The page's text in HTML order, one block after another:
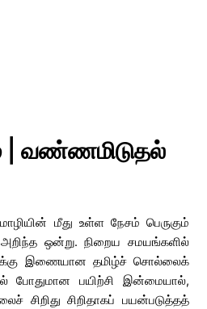
வண்ணமிடுதல்
மீது உள்ள நேசம் பெருகும்
ஒன்று. நிறைய சமயங்களில்
இணையான தமிழ்ச் சொல்லைக்
போதுமான பயிற்சி இன்மையால்,
சிறிதாகப் பயன்படுத்தத்